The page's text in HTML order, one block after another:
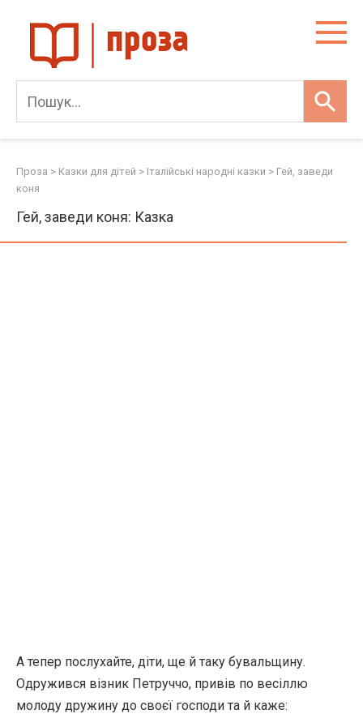
content
Проза > Казки для дітей > Італійські народні казки > Гей, заведи
коня
Гей, заведи коня: Казка
А тепер послухайте, діти, ще й таку бувальщину.
Одружився візник Петруччо, привів по весіллю
молоду дружину до своєї господи та й каже: